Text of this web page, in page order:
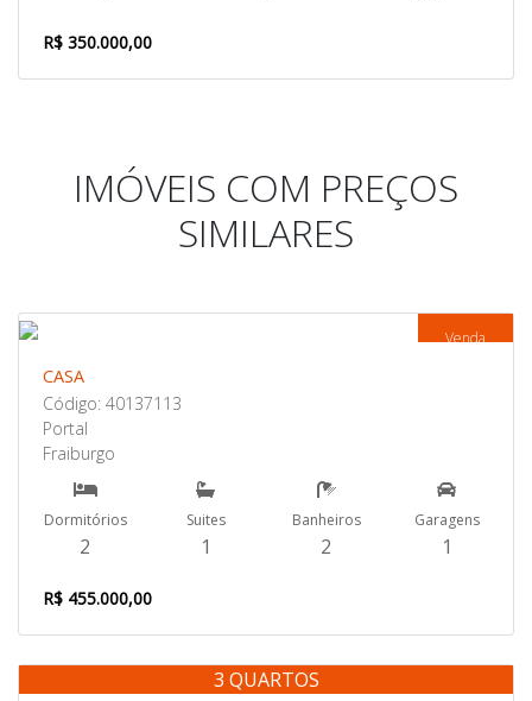
R$ 350.000,00
IMÓVEIS COM PREÇOS
SIMILARES
Venda
CASA
Código: 40137113
Portal
Fraiburgo
Dormitórios
2
Suites
1
Banheiros
2
Garagens
1
R$ 455.000,00
Venda
3 QUARTOS